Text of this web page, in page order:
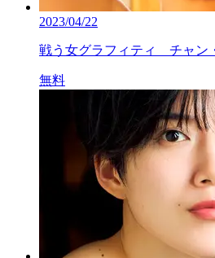
2023/04/22
戦う女グラフィティ チャン
無料